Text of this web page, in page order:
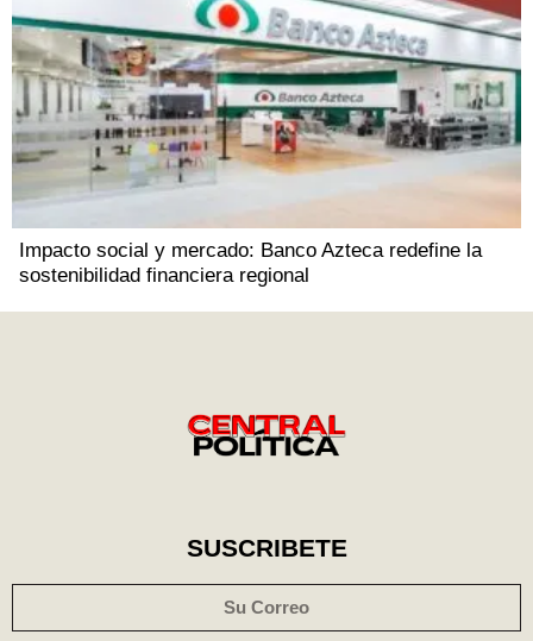
Impacto social y mercado: Banco Azteca redefine la
sostenibilidad financiera regional
SUSCRIBETE